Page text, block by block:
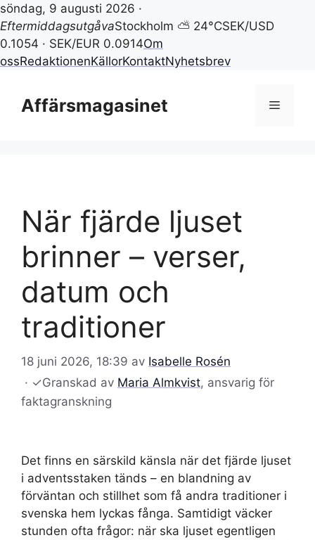
söndag, 9 augusti 2026 ·
EftermiddagsutgåvaStockholm ⛅ 24°CSEK/USD
0.1054 · SEK/EUR 0.0914Om
ossRedaktionenKällorKontaktNyhetsbrev
innehållAffärsmagasinet Meny
När fjärde ljuset
brinner – verser,
datum och
traditioner
18 juni 2026, 18:39 av Isabelle Rosén
· ✓Granskad av Maria Almkvist, ansvarig för
faktagranskning
Det finns en särskild känsla när det fjärde ljuset
i adventsstaken tänds – en blandning av
förväntan och stillhet som få andra traditioner i
svenska hem lyckas fånga. Samtidigt väcker
stunden ofta frågor: när ska ljuset egentligen